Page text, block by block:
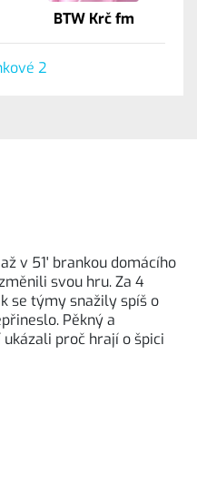
BTW Krč fm
2
v 51' brankou domácího
svou hru. Za 4
se týmy snažily spíš o
Pěkný a
proč hrají o špici